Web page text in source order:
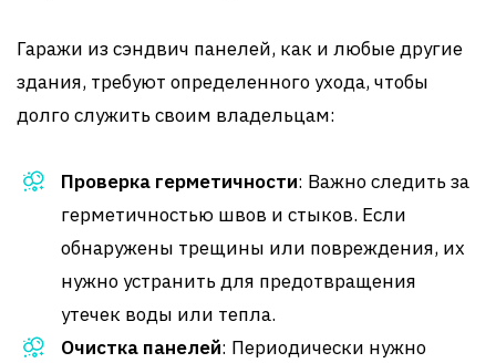
Гаражи из сэндвич панелей, как и любые другие
здания, требуют определенного ухода, чтобы
долго служить своим владельцам:
Проверка герметичности: Важно следить за
герметичностью швов и стыков. Если
обнаружены трещины или повреждения, их
нужно устранить для предотвращения
утечек воды или тепла.
Очистка панелей: Периодически нужно